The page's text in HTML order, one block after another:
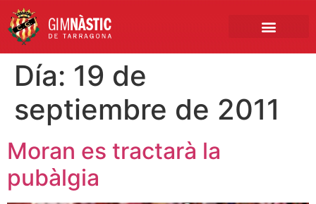
Día: 19 de
septiembre de 2011
Moran es tractarà la
pubàlgia